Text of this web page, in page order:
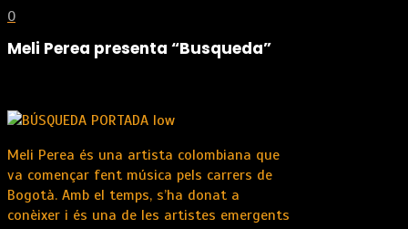
0
Meli Perea presenta “Busqueda”
Meli Perea és una artista colombiana que
va començar fent música pels carrers de
Bogotà. Amb el temps, s’ha donat a
conèixer i és una de les artistes emergents